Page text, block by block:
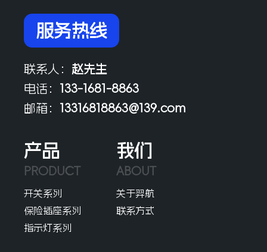
服务热线
联系人： 赵先生
电话： 133-1681-8863
邮箱： 13316818863@139.com
产品
PRODUCT
开关系列
保险插座系列
指示灯系列
我们
ABOUT
关于羿航
联系方式